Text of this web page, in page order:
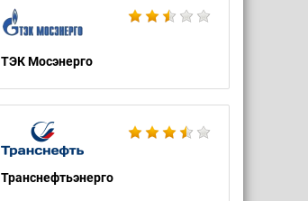
ТЭК Мосэнерго
Транснефтьэнерго